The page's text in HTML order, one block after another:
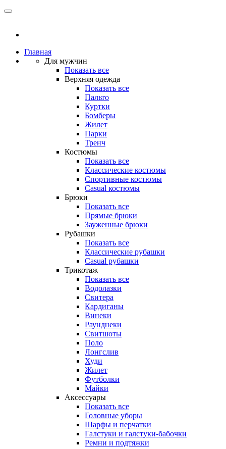
Главная
Для мужчин
Показать все
Верхняя одежда
Показать все
Пальто
Куртки
Бомберы
Жилет
Парки
Тренч
Костюмы
Показать все
Классические костюмы
Спортивные костюмы
Casual костюмы
Брюки
Показать все
Прямые брюки
Зауженные брюки
Рубашки
Показать все
Классические рубашки
Casual рубашки
Трикотаж
Показать все
Водолазки
Свитера
Кардиганы
Винеки
Раунднеки
Свитшоты
Поло
Лонгслив
Худи
Жилет
Футболки
Майки
Аксессуары
Показать все
Головные уборы
Шарфы и перчатки
Галстуки и галстуки-бабочки
Ремни и подтяжки